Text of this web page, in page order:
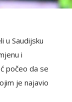
u Saudijsku
i
počeo da se
je najavio